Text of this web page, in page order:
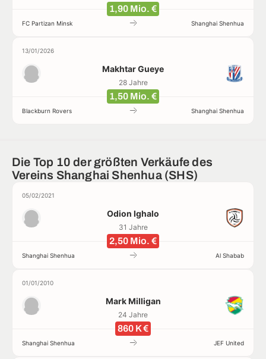
1,90 Mio. €
FC Partizan Minsk Shanghai Shenhua
13/01/2026
Makhtar Gueye
28 Jahre
1,50 Mio. €
Blackburn Rovers Shanghai Shenhua
Die Top 10 der größten Verkäufe des
Vereins Shanghai Shenhua (SHS)
05/02/2021
Odion Ighalo
31 Jahre
2,50 Mio. €
Shanghai Shenhua Al Shabab
01/01/2010
Mark Milligan
24 Jahre
860 K €
Shanghai Shenhua JEF United